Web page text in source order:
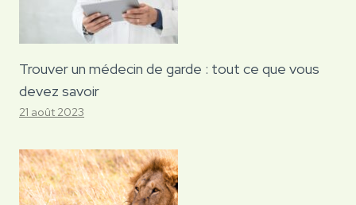
Trouver un médecin de garde : tout ce que vous
devez savoir
21 août 2023